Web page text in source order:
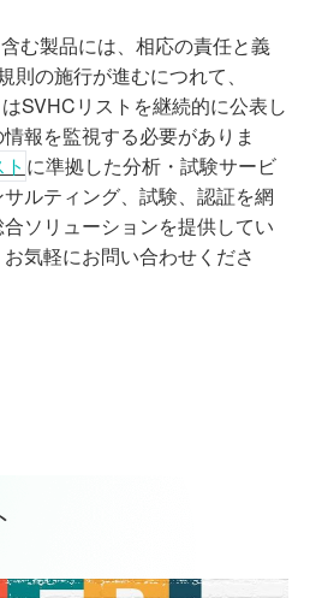
含む製品には、相応の責任と義
則の施行が進むにつれて、
SVHCリストを継続的に公表し
報を監視する必要がありま
に準拠した分析・試験サービ
ルティング、試験、認証を網
ソリューションを提供してい
気軽にお問い合わせくださ